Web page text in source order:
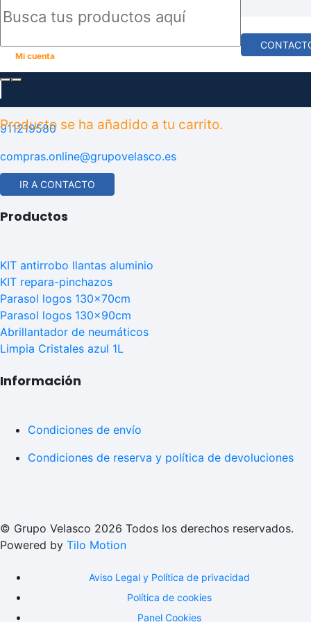
Mi cuenta
Producto se ha añadido a tu carrito.
C/Miguel Servet, 13. P.I. El Palomo, 28946 Fuenlabrada
(Madrid)
911219580
compras.online@grupovelasco.es
IR A CONTACTO
Productos
KIT antirrobo llantas aluminio
KIT repara-pinchazos
Parasol logos 130x70cm
Parasol logos 130x90cm
Abrillantador de neumáticos
Limpia Cristales azul 1L
Información
Condiciones de envío
Condiciones de reserva y política de devoluciones
© Grupo Velasco 2026 Todos los derechos reservados.
Powered by Tilo Motion
Aviso Legal y Política de privacidad
Política de cookies
Panel Cookies